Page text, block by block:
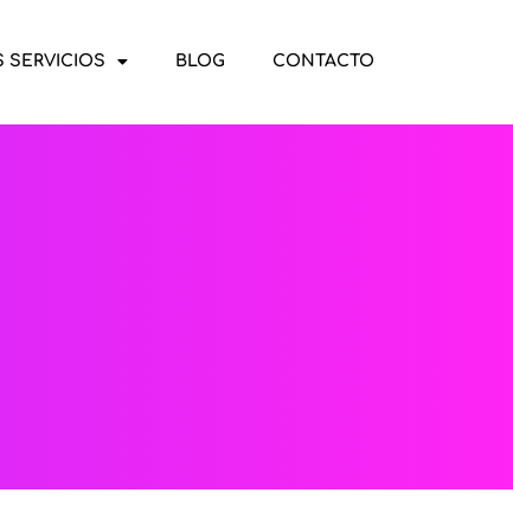
SERVICIOS BLOG CONTACTO